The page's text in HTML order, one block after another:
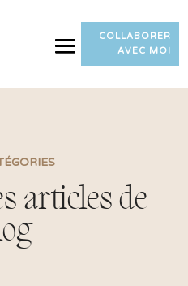
COLLABORER
AVEC MOI
articles de